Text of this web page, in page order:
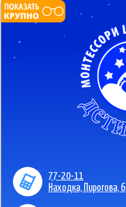
77-20-11
Находка, Пирогова, 6